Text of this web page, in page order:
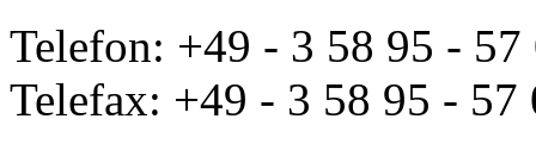
Telefon: +49 - 3 58 95 - 57
Telefax: +49 - 3 58 95 - 57